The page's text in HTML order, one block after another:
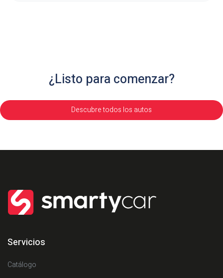
¿Listo para comenzar?
Descubre todos los autos
Servicios
Catálogo